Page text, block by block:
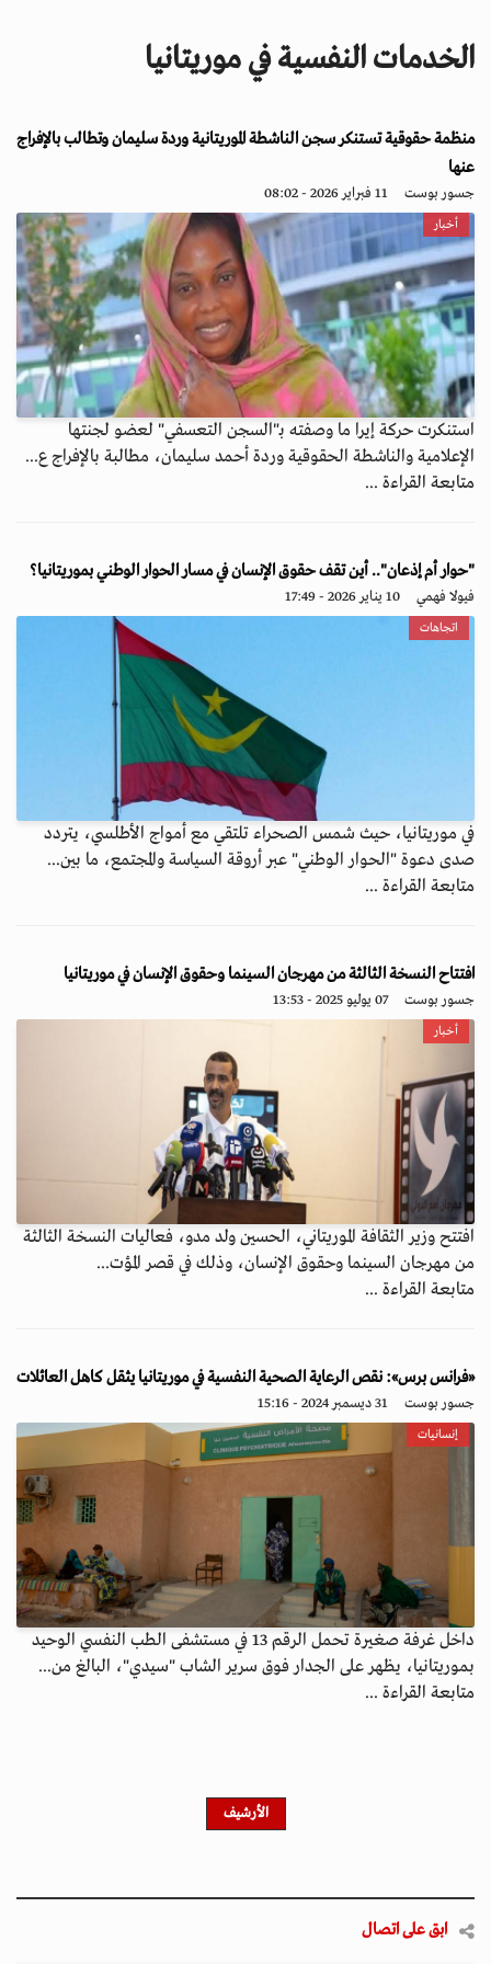
a
o
n
الخدمات النفسية في موريتانيا
منظمة حقوقية تستنكر سجن الناشطة الموريتانية وردة سليمان وتطالب بالإفراج
عنها
جسور بوست 11 فبراير 2026 - 08:02
أخبار
استنكرت حركة إيرا ما وصفته بـ"السجن التعسفي" لعضو لجنتها
الإعلامية والناشطة الحقوقية وردة أحمد سليمان، مطالبة بالإفراج ع...
متابعة القراءة ...
"حوار أم إذعان".. أين تقف حقوق الإنسان في مسار الحوار الوطني بموريتانيا؟
فيولا فهمي 10 يناير 2026 - 17:49
اتجاهات
في موريتانيا، حيث شمس الصحراء تلتقي مع أمواج الأطلسي، يتردد
صدى دعوة "الحوار الوطني" عبر أروقة السياسة والمجتمع، ما بين...
متابعة القراءة ...
افتتاح النسخة الثالثة من مهرجان السينما وحقوق الإنسان في موريتانيا
جسور بوست 07 يوليو 2025 - 13:53
أخبار
افتتح وزير الثقافة الموريتاني، الحسين ولد مدو، فعاليات النسخة الثالثة
من مهرجان السينما وحقوق الإنسان، وذلك في قصر المؤت...
متابعة القراءة ...
«فرانس برس»: نقص الرعاية الصحية النفسية في موريتانيا يثقل كاهل العائلات
جسور بوست 31 ديسمبر 2024 - 15:16
إنسانيات
داخل غرفة صغيرة تحمل الرقم 13 في مستشفى الطب النفسي الوحيد
بموريتانيا، يظهر على الجدار فوق سرير الشاب "سيدي"، البالغ من...
متابعة القراءة ...
الأرشيف
ابق على اتصال